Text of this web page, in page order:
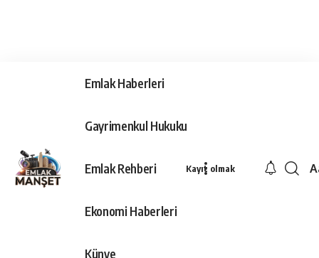
Emlak Haberleri
Gayrimenkul Hukuku
Emlak Rehberi
Ekonomi Haberleri
Künye
Kayıt olmak